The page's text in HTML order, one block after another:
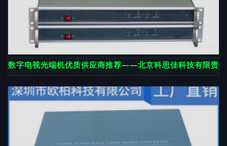
数字电视光端机优质供应商推荐——北京科思佳科技有限责